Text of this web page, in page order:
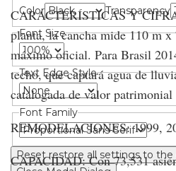
Color
Transparency
Font Size
Text Edge Style
Font Family
Resetrestore all settings to the
CARACTERÍSTICAS Y
planta, la cancha mide 110 m
máximo oficial. Para Brasil
techo, que captará agua de
catalogada de valor patrimonial
REMODELACIONES: 1999,
CAPACIDAD: Con 73,531